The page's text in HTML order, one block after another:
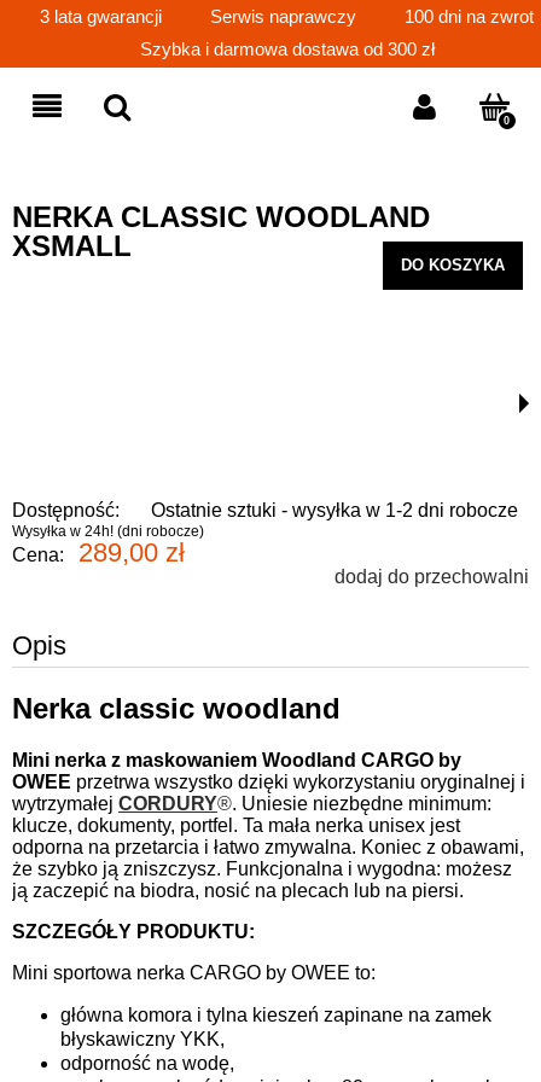
3 lata gwarancji Serwis naprawczy
100 dni na zwrot
Szybka i darmowa dostawa od 300 zł
NERKA CLASSIC WOODLAND
XSMALL
Dostępność: Ostatnie sztuki - wysyłka w 1-2 dni robocze
Wysyłka w 24h! (dni robocze)
Cena: 289,00 zł
DO KOSZYKA
dodaj do przechowalni
Opis
Nerka classic woodland
Mini nerka z maskowaniem Woodland CARGO by
OWEE przetrwa wszystko dzięki wykorzystaniu oryginalnej i
wytrzymałej CORDURY®. Uniesie niezbędne minimum:
klucze, dokumenty, portfel. Ta mała nerka unisex jest
odporna na przetarcia i łatwo zmywalna. Koniec z obawami,
że szybko ją zniszczysz. Funkcjonalna i wygodna: możesz
ją zaczepić na biodra, nosić na plecach lub na piersi.
SZCZEGÓŁY PRODUKTU:
Mini sportowa nerka CARGO by OWEE to:
główna komora i tylna kieszeń zapinane na zamek
błyskawiczny YKK,
odporność na wodę,